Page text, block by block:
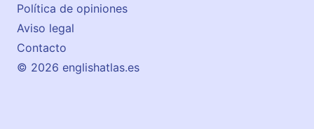
© 2026 englishatlas.es
Política de opiniones
Aviso legal
Contacto